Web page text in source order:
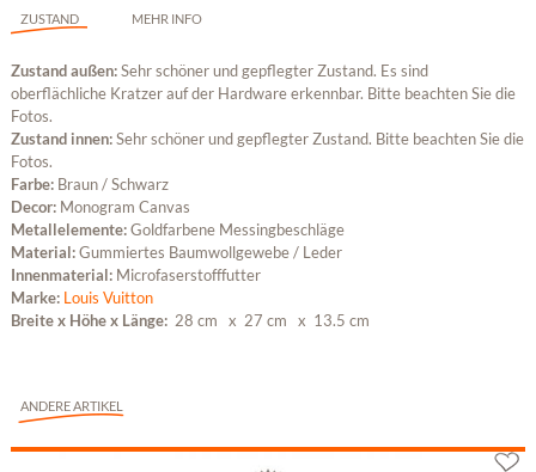
ZUSTAND MEHR INFO
Zustand außen:Sehr schöner und gepflegter Zustand. Es sind
oberflächliche Kratzer auf der Hardware erkennbar. Bitte beachten Sie die
Fotos.
Zustand innen:Sehr schöner und gepflegter Zustand. Bitte beachten Sie die
Fotos.
Farbe: Braun / Schwarz
Decor: Monogram Canvas
Metallelemente:Goldfarbene Messingbeschläge
Material:Gummiertes Baumwollgewebe / Leder
Innenmaterial: Microfaserstofffutter
Marke: Louis Vuitton
Breite x Höhe x Länge: 28 cm x 27 cm x 13.5 cm
ANDERE ARTIKEL